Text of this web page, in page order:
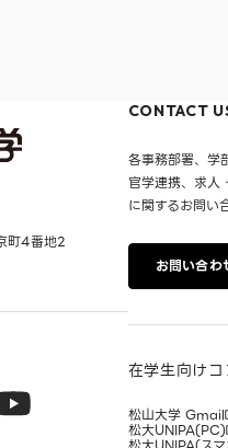
町4番地2
CONTACT
各事務部署、学
官学連携、求人
に関するお問い
お問い合わ
在学生向け
松山大学 Gmail
松大UNIPA(PC)